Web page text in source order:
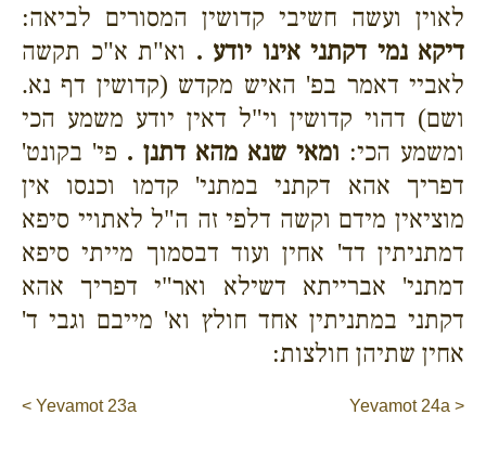
לאוין ועשה חשיבי קדושין המסורים לביאה:
דיקא נמי דקתני אינו יודע . וא"ת א"כ תקשה
לאביי דאמר בפ' האיש מקדש (קדושין דף נא.
ושם) דהוי קדושין וי"ל דאין יודע משמע הכי
ומשמע הכי: ומאי שנא מהא דתנן . פי' בקונט'
דפריך אהא דקתני במתני' קדמו וכנסו אין
מוציאין מידם וקשה דלפי זה ה"ל לאתויי סיפא
דמתניתין דד' אחין ועוד דבסמוך מייתי סיפא
דמתני' אברייתא דשילא ואר"י דפריך אהא
דקתני במתניתין אחד חולץ וא' מייבם וגבי ד'
אחין שתיהן חולצות:
< Yevamot 23a Yevamot 24a >